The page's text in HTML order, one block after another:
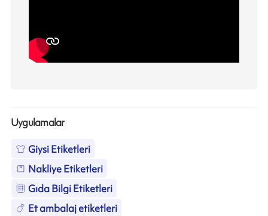
Uygulamalar
Giysi Etiketleri
Nakliye Etiketleri
Gıda Bilgi Etiketleri
Et ambalaj etiketleri